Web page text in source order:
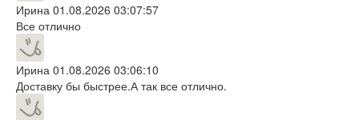
Ирина 01.08.2026 03:07:57
Все отлично
Ирина 01.08.2026 03:06:10
Доставку бы быстрее.А так все отлично.